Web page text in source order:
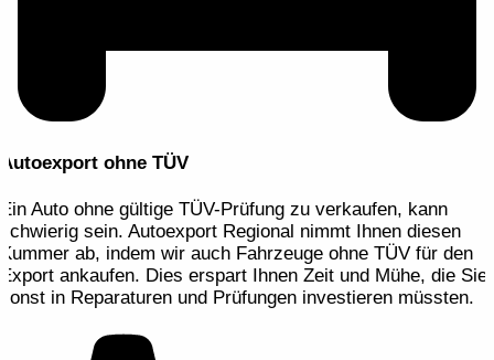
Autoexport ohne TÜV
Ein Auto ohne gültige TÜV-Prüfung zu verkaufen, kann
schwierig sein. Autoexport Regional nimmt Ihnen diesen
Kummer ab, indem wir auch Fahrzeuge ohne TÜV für den
Export ankaufen. Dies erspart Ihnen Zeit und Mühe, die Sie
sonst in Reparaturen und Prüfungen investieren müssten.